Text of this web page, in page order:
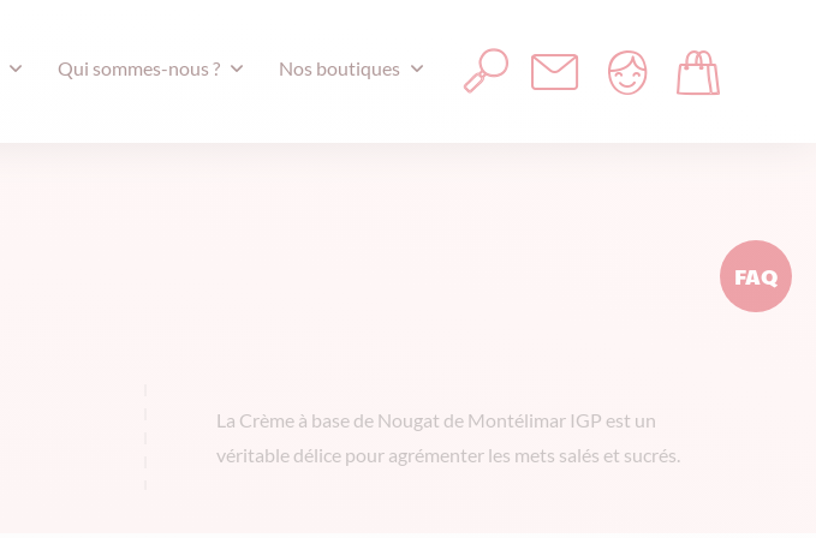
Qui sommes-nous ? Nos boutiques
La Crème à base de Nougat de Montélimar IGP est un
véritable délice pour agrémenter les mets salés et sucrés.
FAQ